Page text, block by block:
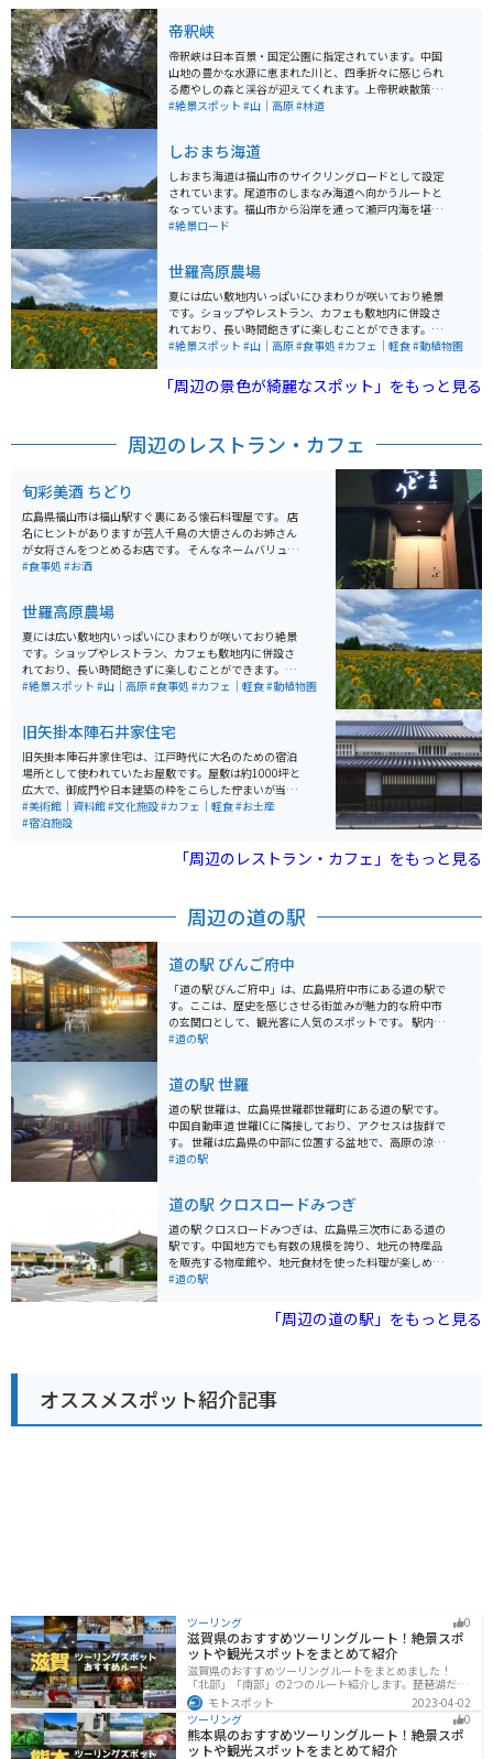
帝釈峡
帝釈峡は日本百景・国定公園に指定されています。中国
山地の豊かな水源に恵まれた川と、四季折々に感じられ
る癒やしの森と渓谷が迎えてくれます。上帝釈峡散策で
は清流沿いの道を散策することが出来ます。鍾乳洞（白
#絶景スポット #山｜高原#林道
しおまち海道
しおまち海道は福山市のサイクリングロードとして設定
されています。尾道市のしまなみ海道へ向かうルートと
なっています。福山市から沿岸を通って瀬戸内海を堪能
できます。福山駅～戸崎港（尾道市）の33.7kmとなって
#絶景ロード
世羅高原農場
夏には広い敷地内いっぱいにひまわりが咲いており絶景
です。ショップやレストラン、カフェも敷地内に併設さ
れており、長い時間飽きずに楽しむことができます。季
節によっては違う花もたくさん咲いています。
#絶景スポット #山｜高原#食事処 #カフェ｜軽食#動植物園
「周辺の景色が綺麗なスポット」をもっと見る
周辺のレストラン・カフェ
旬彩美酒 ちどり
広島県福山市は福山駅すぐ裏にある懐石料理屋です。 店
名にヒントがありますが芸人千鳥の大悟さんのお姉さん
が女将さんをつとめるお店です。 そんなネームバリュー
に負けず味もよし、お店の雰囲気もよしのお店です。
#食事処 #お酒
世羅高原農場
夏には広い敷地内いっぱいにひまわりが咲いており絶景
です。ショップやレストラン、カフェも敷地内に併設さ
れており、長い時間飽きずに楽しむことができます。季
節によっては違う花もたくさん咲いています。
#絶景スポット #山｜高原#食事処 #カフェ｜軽食#動植物園
旧矢掛本陣石井家住宅
旧矢掛本陣石井家住宅は、江戸時代に大名のための宿泊
場所として使われていたお屋敷です。屋敷は約1000坪と
広大で、御成門や日本建築の粋をこらした佇まいが当時
の姿を保っています。 また、家屋は国の重要文化財にも
指定されており、建物の豪壮さだけでなく、当時の通行
よっては、薩摩から江戸に向う途中に天璋院篤姫が宿泊
#美術館｜資料館#文化施設#カフェ｜軽食#お土産
#宿泊施設
「周辺のレストラン・カフェ」をもっと見る
周辺の道の駅
道の駅 びんご府中
「道の駅 びんご府中」は、広島県府中市にある道の駅で
す。ここは、歴史を感じさせる街並みが魅力的な府中市
の玄関口として、観光客に人気のスポットです。 駅内に
は、地元の特産品を販売する物産館や、地元食材を使っ
味わっていただきたい一品です。また、観光案内所も併
設されているので、府中観光の拠点としても便利です。
バイクで訪れる際は、道の駅に隣接する「府中市上下歴
史文化資料館」の駐車場が利用できます。ここは、江戸
時代の街並みを再現した資料館で、歴史好きにはたまら
すめです。府中市は、自然豊かな場所なので、四季折々
の景色を楽しむことができます。
#道の駅
道の駅 世羅
道の駅 世羅は、広島県世羅郡世羅町にある道の駅です。
中国自動車道 世羅ICに隣接しており、アクセスは抜群で
す。 世羅は広島県の中部に位置する盆地で、高原の涼し
い気候を活かした高原野菜の栽培が盛んです。特に世羅
を見ることができます。道の駅 世羅では、地元で採れた
新鮮な野菜や果物をはじめ、世羅で作られた加工品や工
芸品など、お土産に最適なものがたくさん販売されてい
ます。 また、併設されているレストランでは、地元産の
食材をふんだんに使った料理を楽しむことができます。
合、道の駅 世羅は駐車場が広く、休憩場所としても最適
#道の駅
道の駅 クロスロードみつぎ
道の駅 クロスロードみつぎは、広島県三次市にある道の
駅です。中国地方でも有数の規模を誇り、地元の特産品
を販売する物産館や、地元食材を使った料理が楽しめる
レストラン、観光案内所などが併設されています。 三次
が多くあります。特に、比婆山や毛利元就ゆかりの史跡
など、見どころ満載です。 バイクで訪れる場合、道の駅
ーリングを楽しむことができます。 道の駅で購入できる
名産品として、地元産の新鮮な野菜や果物、三次唐麺、
三次ワイナリーなどの特産品があります。また、レスト
#道の駅
「周辺の道の駅」をもっと見る
オススメスポット紹介記事
ツーリング 0
滋賀県のおすすめツーリングルート！絶景スポ
ットや観光スポットをまとめて紹介
滋賀県のおすすめツーリングルートをまとめました！
「北部」「南部」の2つのルート紹介します。琵琶湖だけ
でなく、比叡山ドライブウェイなどの山を楽しめるスポ
ットも多数あります。バイクで滋賀県にツーリングに行
く際は参考にしてください。
モトスポット
2023-04-02
ツーリング
0
熊本県のおすすめツーリングルート！絶景スポ
ットや観光スポットをまとめて紹介